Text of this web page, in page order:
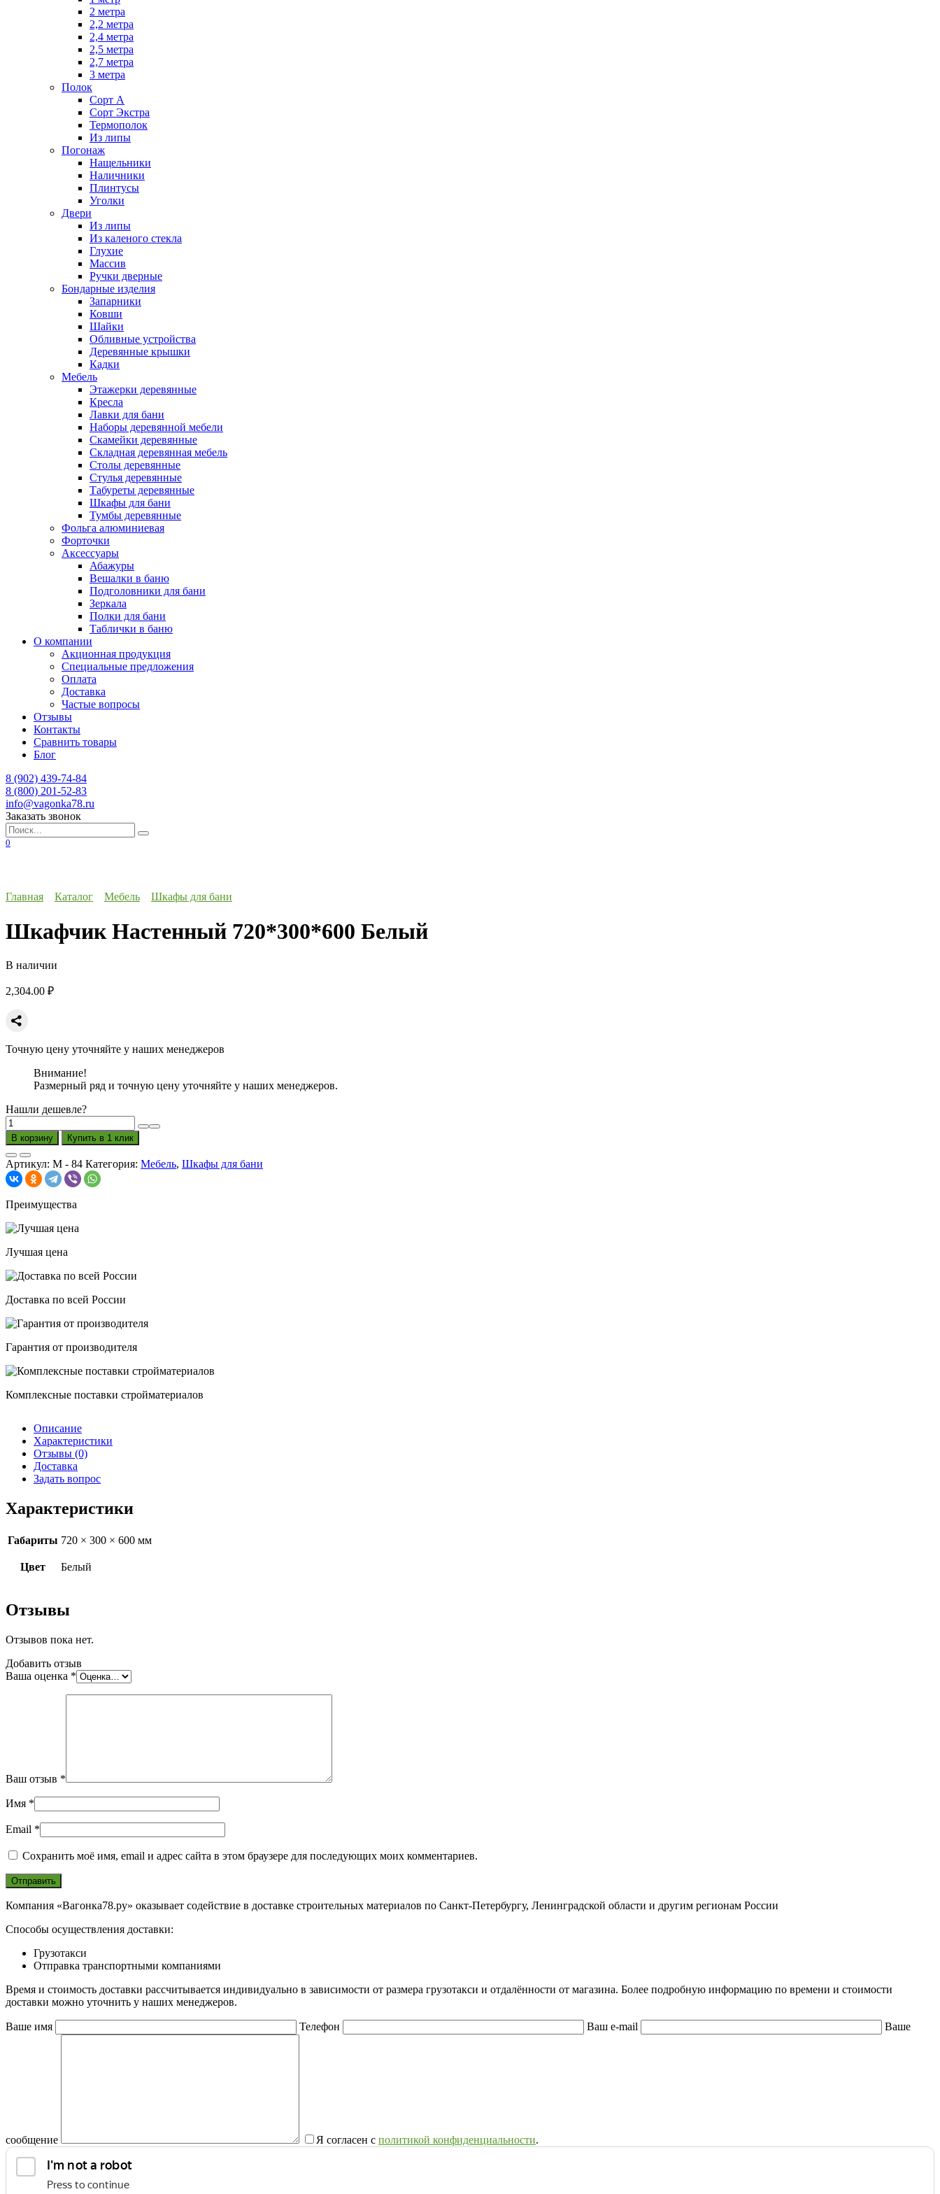
2 метра
2,2 метра
2,4 метра
2,5 метра
2,7 метра
3 метра
Полок
Сорт А
Сорт Экстра
Термополок
Из липы
Погонаж
Нащельники
Наличники
Плинтусы
Уголки
Двери
Из липы
Из каленого стекла
Глухие
Массив
Ручки дверные
Бондарные изделия
Запарники
Ковши
Шайки
Обливные устройства
Деревянные крышки
Кадки
Мебель
Этажерки деревянные
Кресла
Лавки для бани
Наборы деревянной мебели
Скамейки деревянные
Складная деревянная мебель
Столы деревянные
Стулья деревянные
Табуреты деревянные
Шкафы для бани
Тумбы деревянные
Фольга алюминиевая
Форточки
Аксессуары
Абажуры
Вешалки в баню
Подголовники для бани
Зеркала
Полки для бани
Таблички в баню
О компании
Акционная продукция
Специальные предложения
Оплата
Доставка
Частые вопросы
Отзывы
Контакты
Сравнить товары
Блог
8 (902) 439-74-84
8 (800) 201-52-83
info@vagonka78.ru
Заказать звонок
Искать:
0
Главная Каталог Мебель Шкафы для бани
Шкафчик Настенный 720*300*600 Белый
В наличии
2,304.00 ₽
Точную цену уточняйте у наших менеджеров
Внимание!
Размерный ряд и точную цену уточняйте у наших менеджеров.
Нашли дешевле?
Количество
товара
Шкафчик
Настенный
720*300*600
Белый
В корзину Купить в 1 клик
Артикул: М - 84 Категория: Мебель, Шкафы для бани
Преимущества
Лучшая цена
Доставка по всей России
Гарантия от производителя
Комплексные поставки стройматериалов
Описание
Характеристики
Отзывы (0)
Доставка
Задать вопрос
Характеристики
Габариты 720 × 300 × 600 мм
Цвет Белый
Отзывы
Отзывов пока нет.
Добавить отзыв
Ваша оценка *
Ваш отзыв *
Имя *
Email *
Сохранить моё имя, email и адрес сайта в этом браузере для последующих моих комментариев.
Компания «Вагонка78.ру» оказывает содействие в доставке строительных материалов по Санкт-Петербургу, Ленинградской области и другим регионам России
Способы осуществления доставки:
Грузотакси
Отправка транспортными компаниями
Время и стоимость доставки рассчитывается индивидуально в зависимости от размера грузотакси и отдалённости от магазина. Более подробную информацию по времени и стоимости
доставки можно уточнить у наших менеджеров.
Ваше имя Телефон Ваш e-mail Ваше
сообщение Я согласен с политикой конфиденциальности.